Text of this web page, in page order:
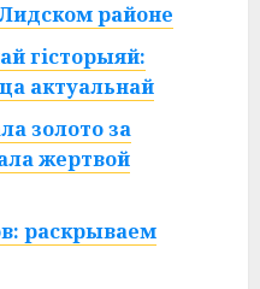
районе
гісторыяй:
актуальнай
золото за
жертвой
раскрываем